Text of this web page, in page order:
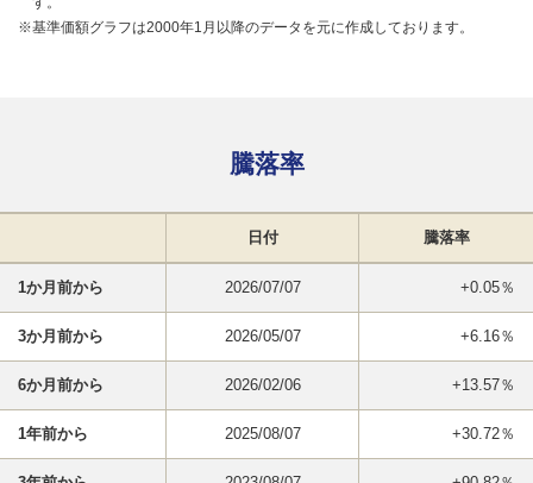
※基準価額グラフは2000年1月以降のデータを元に作成しております。
騰落率
日付 騰落率
1か月前から 2026/07/07 +0.05％
3か月前から 2026/05/07 +6.16％
6か月前から 2026/02/06 +13.57％
1年前から 2025/08/07 +30.72％